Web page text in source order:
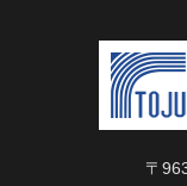
〒